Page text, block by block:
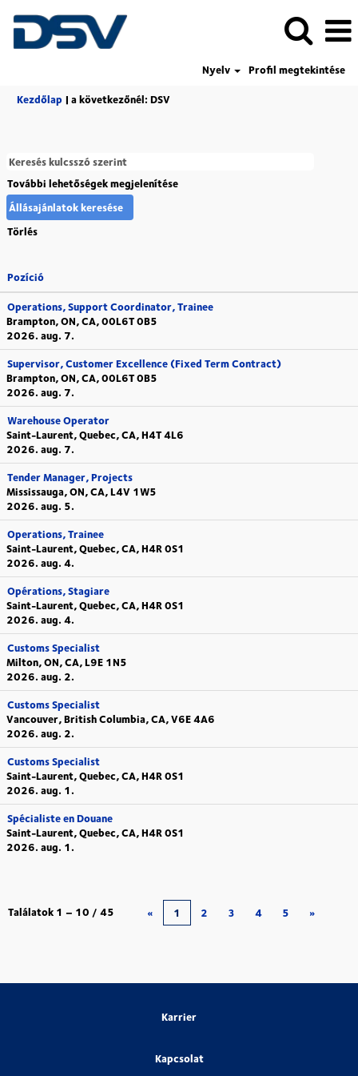
Nyelv
Profil megtekintése
Kezdőlap | a következőnél: DSV(aktuális
További lehetőségek megjelenítése
Törlés
Pozíció
Operations, Support Coordinator, Trainee
Brampton, ON, CA, 00L6T 0B5
2026. aug. 7.
Supervisor, Customer Excellence (Fixed Term Contract)
Brampton, ON, CA, 00L6T 0B5
2026. aug. 7.
Warehouse Operator
Saint-Laurent, Quebec, CA, H4T 4L6
2026. aug. 7.
Tender Manager, Projects
Mississauga, ON, CA, L4V 1W5
2026. aug. 5.
Operations, Trainee
Saint-Laurent, Quebec, CA, H4R 0S1
2026. aug. 4.
Opérations, Stagiare
Saint-Laurent, Quebec, CA, H4R 0S1
2026. aug. 4.
Customs Specialist
Milton, ON, CA, L9E 1N5
2026. aug. 2.
Customs Specialist
Vancouver, British Columbia, CA, V6E 4A6
2026. aug. 2.
Customs Specialist
Saint-Laurent, Quebec, CA, H4R 0S1
2026. aug. 1.
Spécialiste en Douane
Saint-Laurent, Quebec, CA, H4R 0S1
2026. aug. 1.
Találatok 1 – 10 / 45 « 1 2 3 4 5 »
Karrier
Kapcsolat